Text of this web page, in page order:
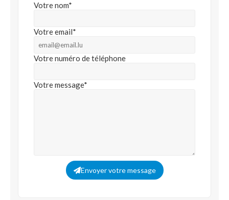
Votre nom*
Votre email*
Votre numéro de téléphone
Votre message*
Envoyer votre message